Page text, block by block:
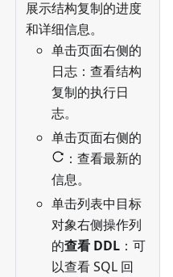
展示结构复制的进度
和详细信息。
单击页面右侧的
日志：查看结构
复制的执行日
志。
单击页面右侧的
：查看最新的
信息。
单击列表中目标
对象右侧操作列
的查看 DDL ：可
以查看 SQL 回